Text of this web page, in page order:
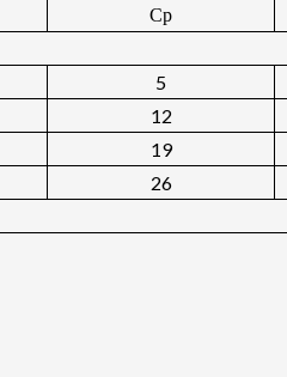
Ср
5
12
19
26